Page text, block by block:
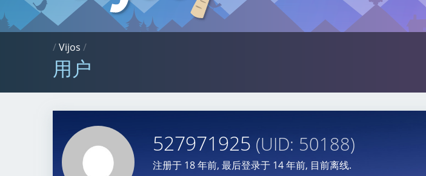
/Vijos /
用户
527971925 (UID: 50188)
注册于 18 年前, 最后登录于 14 年前, 目前离线.